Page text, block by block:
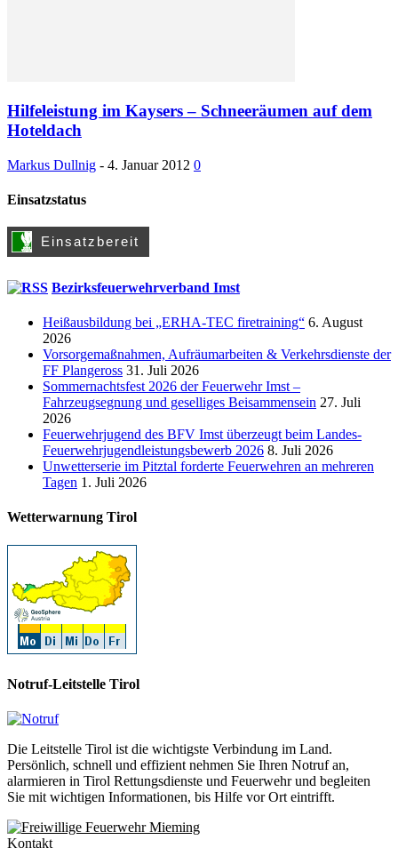
Hilfeleistung im Kaysers – Schneeräumen auf dem
Hoteldach
Markus Dullnig - 4. Januar 2012 0
Einsatzstatus
Bezirksfeuerwehrverband Imst
Heißausbildung bei „ERHA-TEC firetraining“ 6. August
2026
Vorsorgemaßnahmen, Aufräumarbeiten & Verkehrsdienste der
FF Plangeross 31. Juli 2026
Sommernachtsfest 2026 der Feuerwehr Imst –
Fahrzeugsegnung und geselliges Beisammensein 27. Juli
2026
Feuerwehrjugend des BFV Imst überzeugt beim Landes-
Feuerwehrjugendleistungsbewerb 2026 8. Juli 2026
Unwetterserie im Pitztal forderte Feuerwehren an mehreren
Tagen 1. Juli 2026
Wetterwarnung Tirol
Notruf-Leitstelle Tirol
Die Leitstelle Tirol ist die wichtigste Verbindung im Land.
Persönlich, schnell und effizient nehmen Sie Ihren Notruf an,
alarmieren in Tirol Rettungsdienste und Feuerwehr und begleiten
Sie mit wichtigen Informationen, bis Hilfe vor Ort eintrifft.
Kontakt